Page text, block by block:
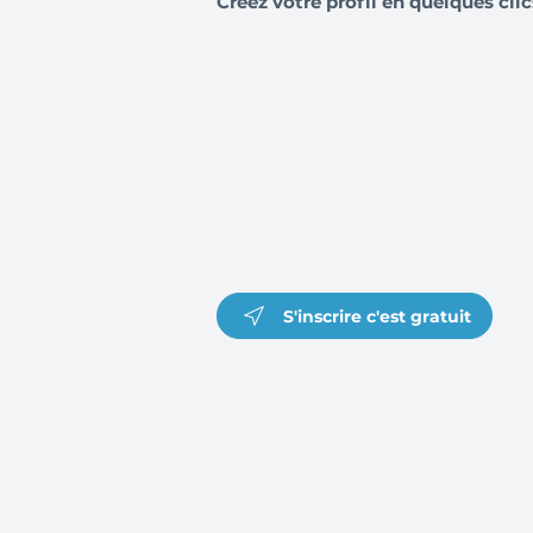
S'inscrire c'est gratuit